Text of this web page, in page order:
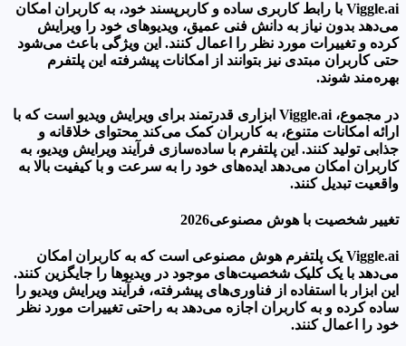
Viggle.ai با رابط کاربری ساده و کاربرپسند خود، به کاربران امکان
می‌دهد بدون نیاز به دانش فنی عمیق، ویدیوهای خود را ویرایش
کرده و تغییرات مورد نظر را اعمال کنند. این ویژگی باعث می‌شود
حتی کاربران مبتدی نیز بتوانند از امکانات پیشرفته این پلتفرم
بهره‌مند شوند.
در مجموع، Viggle.ai ابزاری قدرتمند برای ویرایش ویدیو است که با
ارائه امکانات متنوع، به کاربران کمک می‌کند محتوای خلاقانه و
جذابی تولید کنند. این پلتفرم با ساده‌سازی فرآیند ویرایش ویدیو، به
کاربران امکان می‌دهد ایده‌های خود را به سرعت و با کیفیت بالا به
واقعیت تبدیل کنند.
تغییر شخصیت با هوش مصنوعی2026
Viggle.ai یک پلتفرم هوش مصنوعی است که به کاربران امکان
می‌دهد با یک کلیک شخصیت‌های موجود در ویدیوها را جایگزین کنند.
این ابزار با استفاده از فناوری‌های پیشرفته، فرآیند ویرایش ویدیو را
ساده کرده و به کاربران اجازه می‌دهد به راحتی تغییرات مورد نظر
خود را اعمال کنند.